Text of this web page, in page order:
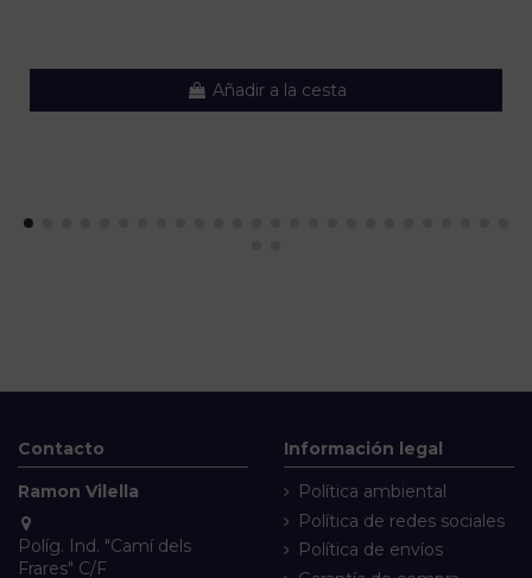
Añadir a la cesta
Contacto
Ramon Vilella
Políg. Ind. "Camí dels
Frares" C/F
Información legal
Política ambiental
Política de redes sociales
Política de envíos